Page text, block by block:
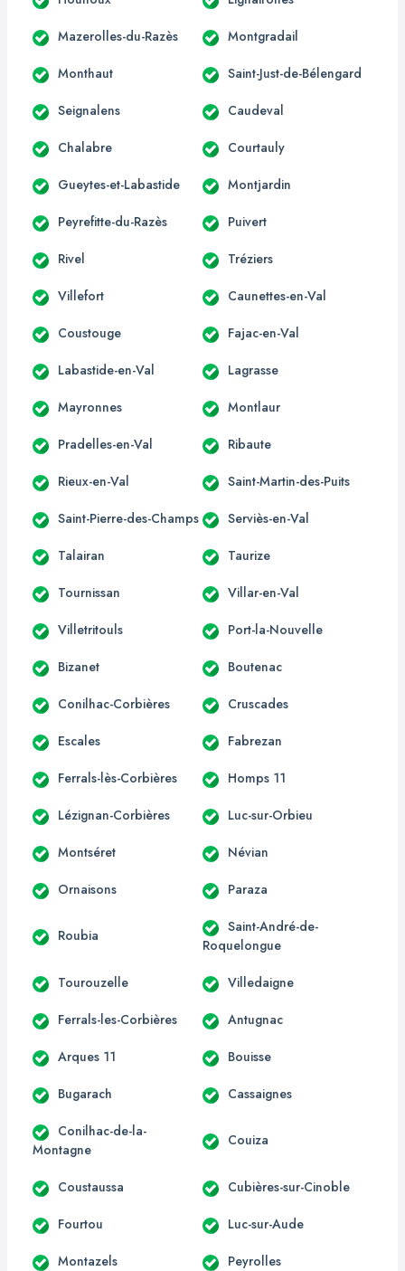
Mazerolles-du-Razès Montgradail
Monthaut Saint-Just-de-Bélengard
Seignalens Caudeval
Chalabre Courtauly
Gueytes-et-Labastide Montjardin
Peyrefitte-du-Razès Puivert
Rivel Tréziers
Villefort Caunettes-en-Val
Coustouge Fajac-en-Val
Labastide-en-Val Lagrasse
Mayronnes Montlaur
Pradelles-en-Val Ribaute
Rieux-en-Val Saint-Martin-des-Puits
Saint-Pierre-des-Champs Serviès-en-Val
Talairan Taurize
Tournissan Villar-en-Val
Villetritouls Port-la-Nouvelle
Bizanet Boutenac
Conilhac-Corbières Cruscades
Escales Fabrezan
Ferrals-lès-Corbières Homps 11
Lézignan-Corbières Luc-sur-Orbieu
Montséret Névian
Ornaisons Paraza
Roubia
Saint-André-de-
Roquelongue
Tourouzelle Villedaigne
Ferrals-les-Corbières Antugnac
Arques 11 Bouisse
Bugarach Cassaignes
Conilhac-de-la-
Montagne
Couiza
Coustaussa Cubières-sur-Cinoble
Fourtou Luc-sur-Aude
Montazels Peyrolles